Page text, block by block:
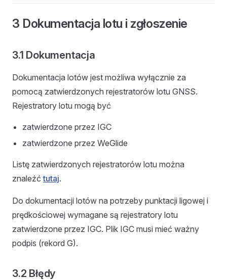
3 Dokumentacja lotu i zgłoszenie
3.1 Dokumentacja
Dokumentacja lotów jest możliwa wyłącznie za
pomocą zatwierdzonych rejestratorów lotu GNSS.
Rejestratory lotu mogą być
zatwierdzone przez IGC
zatwierdzone przez WeGlide
Listę zatwierdzonych rejestratorów lotu można
znaleźćtutaj.
Do dokumentacji lotów na potrzeby punktacji ligowej i
prędkościowej wymagane są rejestratory lotu
zatwierdzone przez IGC. Plik IGC musi mieć ważny
podpis (rekord G).
3.2 Błędy